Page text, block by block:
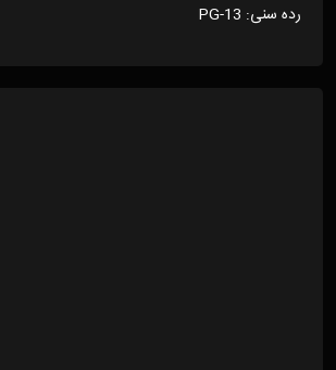
رده سنی: PG-13